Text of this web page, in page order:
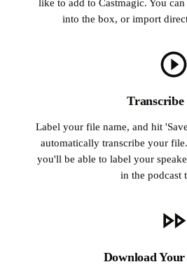
like to add to Castmagic. You
into the box, or import
Label your file name, and hit
automatically transcribe your
you'll be able to label your
in the podcast
Download